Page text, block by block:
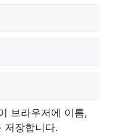
브라우저에 이름,
저장합니다.